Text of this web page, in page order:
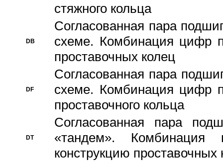
стяжного кольца
DB
Согласованная пара
схеме. Комбинация цифр
проставочных колец
DF
Согласованная пара
схеме. Комбинация цифр
проставочного кольца
DT
Согласованная пара
«тандем».
конструкцию проставочных